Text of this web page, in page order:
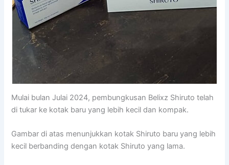
Mulai bulan Julai 2024, pembungkusan Belixz Shiruto telah
di tukar ke kotak baru yang lebih kecil dan kompak.
Gambar di atas menunjukkan kotak Shiruto baru yang lebih
kecil berbanding dengan kotak Shiruto yang lama.